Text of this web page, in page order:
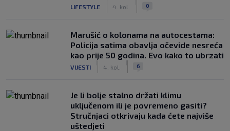
LIFESTYLE 4. kol. 0
Marušić o kolonama na autocestama:
Policija satima obavlja očevide nesreća
kao prije 50 godina. Evo kako to ubrzati
VIJESTI 4. kol. 6
Je li bolje stalno držati klimu
uključenom ili je povremeno gasiti?
Stručnjaci otkrivaju kada ćete najviše
uštedjeti